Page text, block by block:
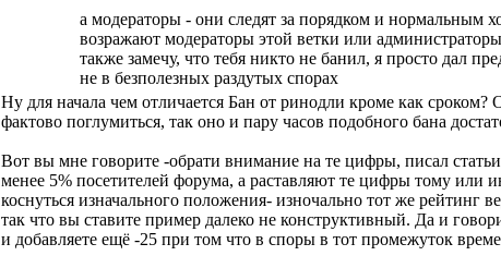
а модераторы - они следят за порядком и нормальным
возражают модераторы этой ветки или
также замечу, что тебя никто не банил, я просто дал
не в безполезных раздутых спорах
Ну для начала чем отличается Бан от ринодли кроме как
фактово поглумиться, так оно и пару часов подобного бана
Вот вы мне говорите -обрати внимание на те цифры, писал
менее 5% посетителей форума, а раставляют те цифры тому или
коснуться изначального положения- изночально тот же рейтинг
так что вы ставите пример далеко не конструктивный. Да и
и добавляете ещё -25 при том что в споры в тот промежуток